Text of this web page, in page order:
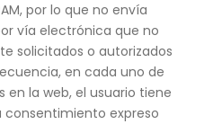
por lo que no envía
vía electrónica que no
solicitados o autorizados
en cada uno de
en la web, el usuario tiene
consentimiento expreso